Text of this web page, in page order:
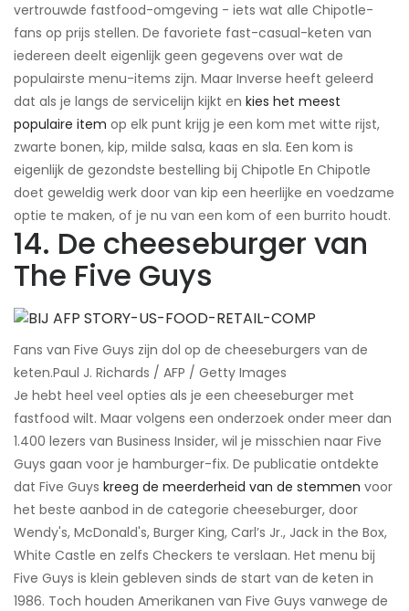
vertrouwde fastfood-omgeving - iets wat alle Chipotle-
fans op prijs stellen. De favoriete fast-casual-keten van
iedereen deelt eigenlijk geen gegevens over wat de
populairste menu-items zijn. Maar Inverse heeft geleerd
dat als je langs de servicelijn kijkt en kies het meest
populaire item op elk punt krijg je een kom met witte rijst,
zwarte bonen, kip, milde salsa, kaas en sla. Een kom is
eigenlijk de gezondste bestelling bij Chipotle ​En Chipotle
doet geweldig werk door van kip een heerlijke en voedzame
optie te maken, of je nu van een kom of een burrito houdt.
14. De cheeseburger van
The Five Guys
Fans van Five Guys zijn dol op de cheeseburgers van de
keten.​Paul J. Richards / AFP / Getty Images
Je hebt heel veel opties als je een cheeseburger met
fastfood wilt. Maar volgens een onderzoek onder meer dan
1.400 lezers van Business Insider, wil je misschien naar Five
Guys gaan voor je hamburger-fix. De publicatie ontdekte
dat Five Guys kreeg de meerderheid van de stemmen voor
het beste aanbod in de categorie cheeseburger, door
Wendy's, McDonald's, Burger King, Carl’s Jr., Jack in the Box,
White Castle en zelfs Checkers te verslaan. Het menu bij
Five Guys is klein gebleven sinds de start van de keten in
1986. Toch houden Amerikanen van Five Guys vanwege de